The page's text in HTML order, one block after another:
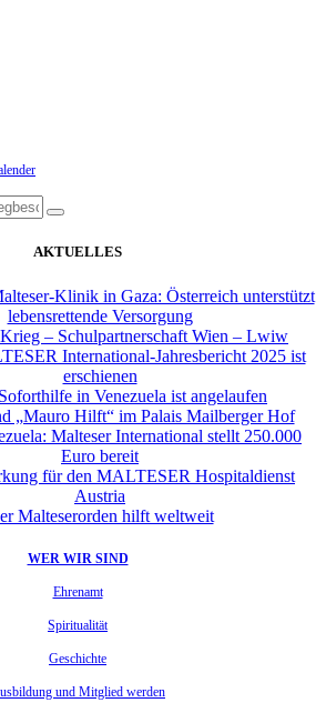
AKTUELLES
Klinik in Gaza: Österreich unterstützt
lebensrettende Versorgung
– Schulpartnerschaft Wien – Lwiw
International-Jahresbericht 2025 ist
erschienen
in Venezuela ist angelaufen
„Mauro Hilft“ im Palais Mailberger Hof
Malteser International stellt 250.000
Euro bereit
für den MALTESER Hospitaldienst
Austria
Malteserorden hilft weltweit
WER WIR SIND
Ehrenamt
Spiritualität
Geschichte
und Mitglied werden